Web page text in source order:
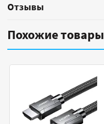
Отзывы
Похожие товары